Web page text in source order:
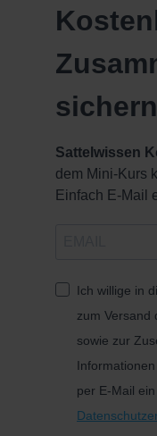
Sattelwissen
dem Mini-Kurs
Einfach E-Mail
Ich willige in
zum Versand
sowie zur
per E-Mail